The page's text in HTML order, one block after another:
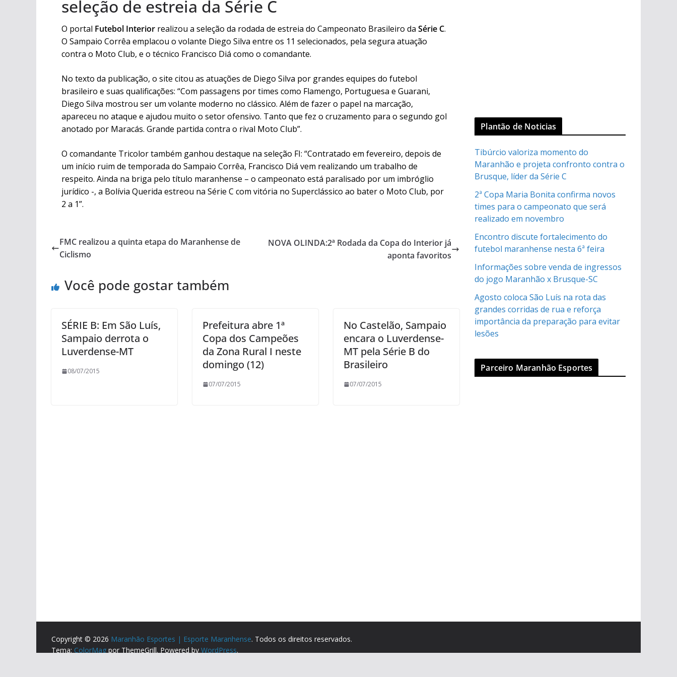
seleção de estreia da Série C
O portal Futebol Interior realizou a seleção da rodada de estreia do Campeonato Brasileiro da Série C.
O Sampaio Corrêa emplacou o volante Diego Silva entre os 11 selecionados, pela segura atuação
contra o Moto Club, e o técnico Francisco Diá como o comandante.
No texto da publicação, o site citou as atuações de Diego Silva por grandes equipes do futebol
brasileiro e suas qualificações: “Com passagens por times como Flamengo, Portuguesa e Guarani,
Diego Silva mostrou ser um volante moderno no clássico. Além de fazer o papel na marcação,
apareceu no ataque e ajudou muito o setor ofensivo. Tanto que fez o cruzamento para o segundo gol
anotado por Maracás. Grande partida contra o rival Moto Club”.
O comandante Tricolor também ganhou destaque na seleção FI: “Contratado em fevereiro, depois de
um início ruim de temporada do Sampaio Corrêa, Francisco Diá vem realizando um trabalho de
respeito. Ainda na briga pelo título maranhense – o campeonato está paralisado por um imbróglio
jurídico -, a Bolívia Querida estreou na Série C com vitória no Superclássico ao bater o Moto Club, por
2 a 1”.
FMC realizou a quinta etapa do Maranhense de
Ciclismo
NOVA OLINDA:2ª Rodada da Copa do Interior já
aponta favoritos
Você pode gostar também
SÉRIE B: Em São Luís,
Sampaio derrota o
Luverdense-MT
08/07/2015
Prefeitura abre 1ª
Copa dos Campeões
da Zona Rural I neste
domingo (12)
07/07/2015
No Castelão, Sampaio
encara o Luverdense-
MT pela Série B do
Brasileiro
07/07/2015
Plantão de Noticias
Tibúrcio valoriza momento do
Maranhão e projeta confronto contra o
Brusque, líder da Série C
2ª Copa Maria Bonita confirma novos
times para o campeonato que será
realizado em novembro
Encontro discute fortalecimento do
futebol maranhense nesta 6ª feira
Informações sobre venda de ingressos
do jogo Maranhão x Brusque-SC
Agosto coloca São Luís na rota das
grandes corridas de rua e reforça
importância da preparação para evitar
lesões
Parceiro Maranhão Esportes
Copyright © 2026 Maranhão Esportes | Esporte Maranhense. Todos os direitos reservados.
Tema: ColorMag por ThemeGrill. Powered by WordPress.